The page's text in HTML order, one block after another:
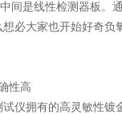
间是线性检测器板。
必大家也开始好奇负
性高
拥有的高灵敏性镀金